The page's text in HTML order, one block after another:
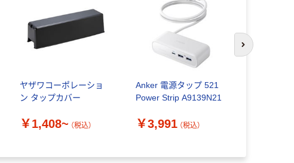
ヤザワコーポレーショ
ン タップカバー
￥1,408~ （税込）
Anker 電源タップ 521
Power Strip A9139N21
￥3,991 （税込）
次のスライド